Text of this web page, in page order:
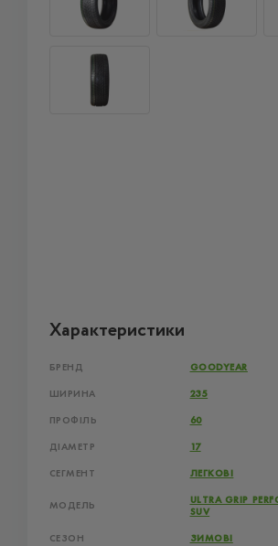
Характеристики
БРЕНД GOODYEAR
ШИРИНА 235
ПРОФІЛЬ 60
ДІАМЕТР 17
СЕГМЕНТ ЛЕГКОВІ
МОДЕЛЬ
ULTRA GRIP
SUV
СЕЗОН ЗИМОВІ